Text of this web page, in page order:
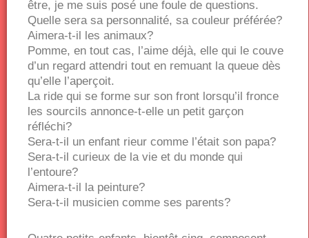
être, je me suis posé une foule de questions.
Quelle sera sa personnalité, sa couleur préférée?
Aimera-t-il les animaux?
Pomme, en tout cas, l’aime déjà, elle qui le couve
d’un regard attendri tout en remuant la queue dès
qu’elle l’aperçoit.
La ride qui se forme sur son front lorsqu’il fronce
les sourcils annonce-t-elle un petit garçon
réfléchi?
Sera-t-il un enfant rieur comme l’était son papa?
Sera-t-il curieux de la vie et du monde qui
l’entoure?
Aimera-t-il la peinture?
Sera-t-il musicien comme ses parents?